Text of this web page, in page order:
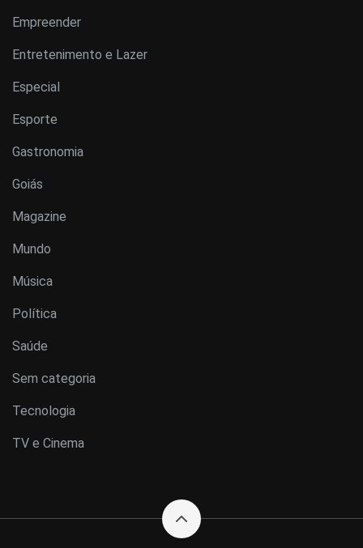
Empreender
Entretenimento e Lazer
Especial
Esporte
Gastronomia
Goiás
Magazine
Mundo
Música
Política
Saúde
Sem categoria
Tecnologia
TV e Cinema